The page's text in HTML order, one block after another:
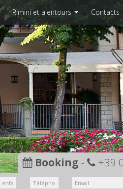
Rimini et alentours Contacts
Booking - +39